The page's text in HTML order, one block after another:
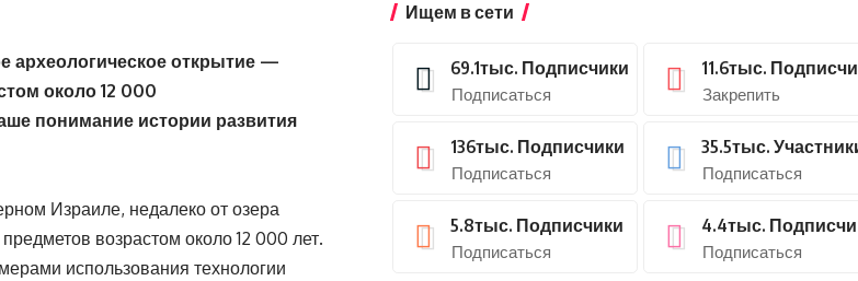
археологическое открытие —
около 12 000
понимание истории развития
Израиле, недалеко от озера
возрастом около 12 000 лет.
использования технологии
Ищем в сети
69.1тыс. Подписчики
Подписаться
11.6тыс.
Закрепить
136тыс. Подписчики
Подписаться
35.5тыс.
Подписаться
5.8тыс. Подписчики
Подписаться
4.4тыс.
Подписаться